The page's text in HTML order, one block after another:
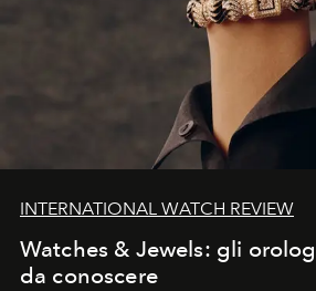
INTERNATIONAL WATCH REVIEW
Watches & Jewels: gli
da conoscere